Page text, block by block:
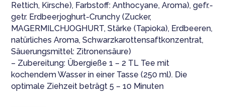
Rettich, Kirsche), Farbstoff: Anthocyane, Aroma), gefr.-
getr. Erdbeerjoghurt-Crunchy (Zucker,
MAGERMILCHJOGHURT, Stärke (Tapioka), Erdbeeren,
natürliches Aroma, Schwarzkarottensaftkonzentrat,
Säuerungsmittel: Zitronensäure)
– Zubereitung: Übergieße 1 – 2 TL Tee mit
kochendem Wasser in einer Tasse (250 ml). Die
optimale Ziehzeit beträgt 5 – 10 Minuten